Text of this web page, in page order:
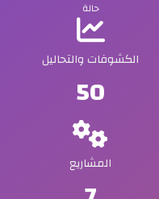
حالة
الكشوفات والتحاليل
50
المشاريع